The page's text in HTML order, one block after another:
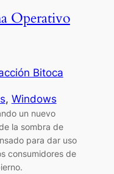
Operativo
Bitoca
, Windows
un nuevo
la sombra de
para dar uso
consumidores de